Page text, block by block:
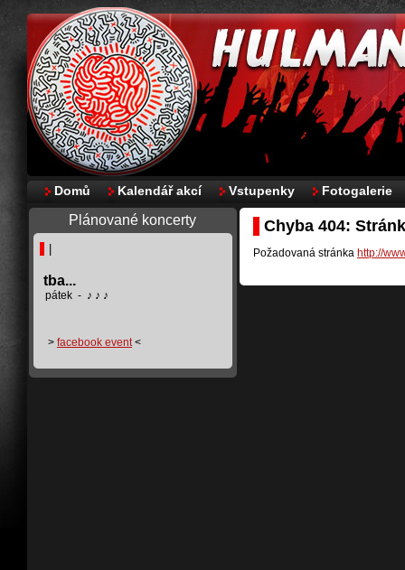
Domů Kalendář akcí Vstupenky Fotogalerie
Plánované koncerty
tba...
pátek - ♪ ♪ ♪
> facebook event<
Chyba 404:
Požadovaná stránka http://